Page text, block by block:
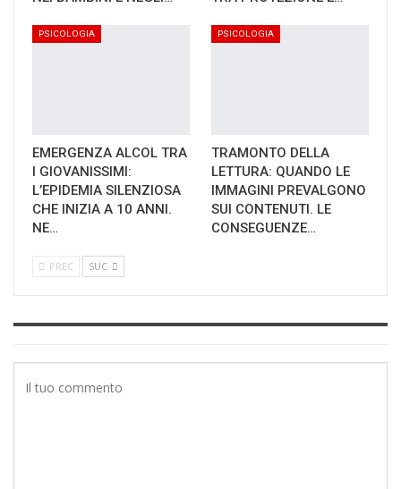
PSICOLOGIA
EMERGENZA ALCOL TRA
I GIOVANISSIMI:
L’EPIDEMIA SILENZIOSA
CHE INIZIA A 10 ANNI.
NE…
PSICOLOGIA
TRAMONTO DELLA
LETTURA: QUANDO LE
IMMAGINI PREVALGONO
SUI CONTENUTI. LE
CONSEGUENZE…
PREC SUC